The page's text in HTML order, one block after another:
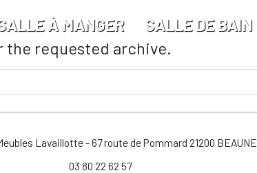
À MANGER SALLE DE BAIN
the requested archive.
Lavaillotte - 67 route de Pommard 21200 BEAUNE
03 80 22 62 57